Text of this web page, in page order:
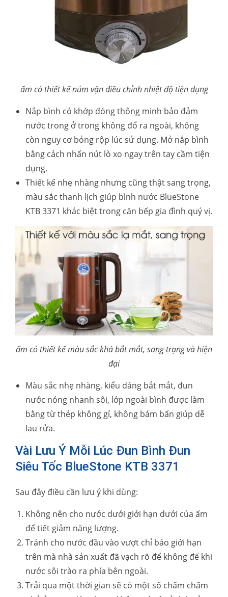
ấm có thiết kế núm vặn điều chỉnh nhiệt độ tiện dụng
Nắp bình có khớp đóng thông minh bảo đảm
nước trong ở trong không đổ ra ngoài, không
còn nguy cơ bỏng rộp lúc sử dụng. Mở nắp bình
bằng cách nhấn nút lò xo ngay trên tay cầm tiện
dụng.
Thiết kế nhẹ nhàng nhưng cũng thật sang trọng,
màu sắc thanh lịch giúp bình nước BlueStone
KTB 3371 khác biệt trong căn bếp gia đình quý vị.
ấm có thiết kế màu sắc khá bắt mắt, sang trạng và hiện
đại
Màu sắc nhẹ nhàng, kiểu dáng bắt mắt, đun
nước nóng nhanh sôi, lớp ngoài bình được làm
bằng từ thép không gỉ, không bám bẩn giúp dễ
lau rửa.
Vài Lưu Ý Mỗi Lúc Đun Bình Đun
Siêu Tốc BlueStone KTB 3371
Sau đây điều cần lưu ý khi dùng:
Không nên cho nước dưới giới hạn dưới của ấm
để tiết giảm năng lượng.
Tránh cho nước đầu vào vượt chỉ báo giới hạn
trên mà nhà sản xuất đã vạch rõ để không để khi
nước sôi trào ra phía bên ngoài.
Trải qua một thời gian sẽ có một số chấm chấm